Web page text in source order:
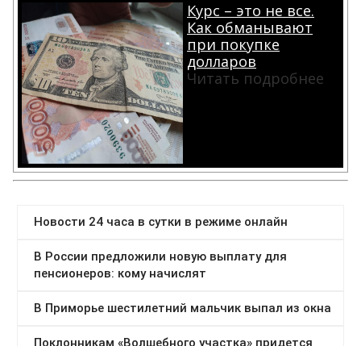
Курс – это не все.
Как обманывают
при покупке
долларов
Читать подробнее